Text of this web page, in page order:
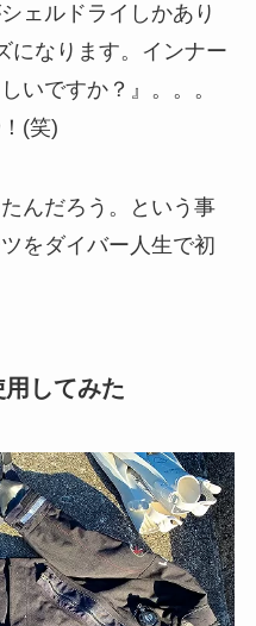
ェルドライしかあり
になります。インナー
いですか？』。。。
(笑)
んだろう。という事
をダイバー人生で初
してみた